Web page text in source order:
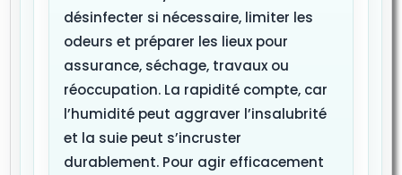
désinfecter si nécessaire, limiter les
odeurs et préparer les lieux pour
assurance, séchage, travaux ou
réoccupation. La rapidité compte, car
l’humidité peut aggraver l’insalubrité
et la suie peut s’incruster
durablement. Pour agir efficacement